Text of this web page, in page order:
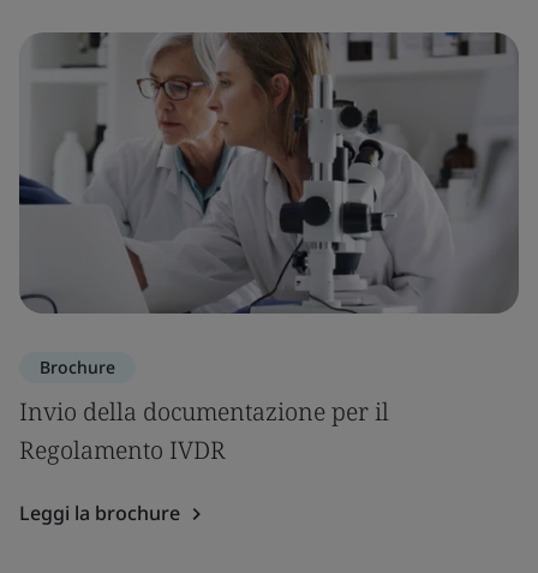
Brochure
Invio della documentazione per il
Regolamento IVDR
Leggi la brochure